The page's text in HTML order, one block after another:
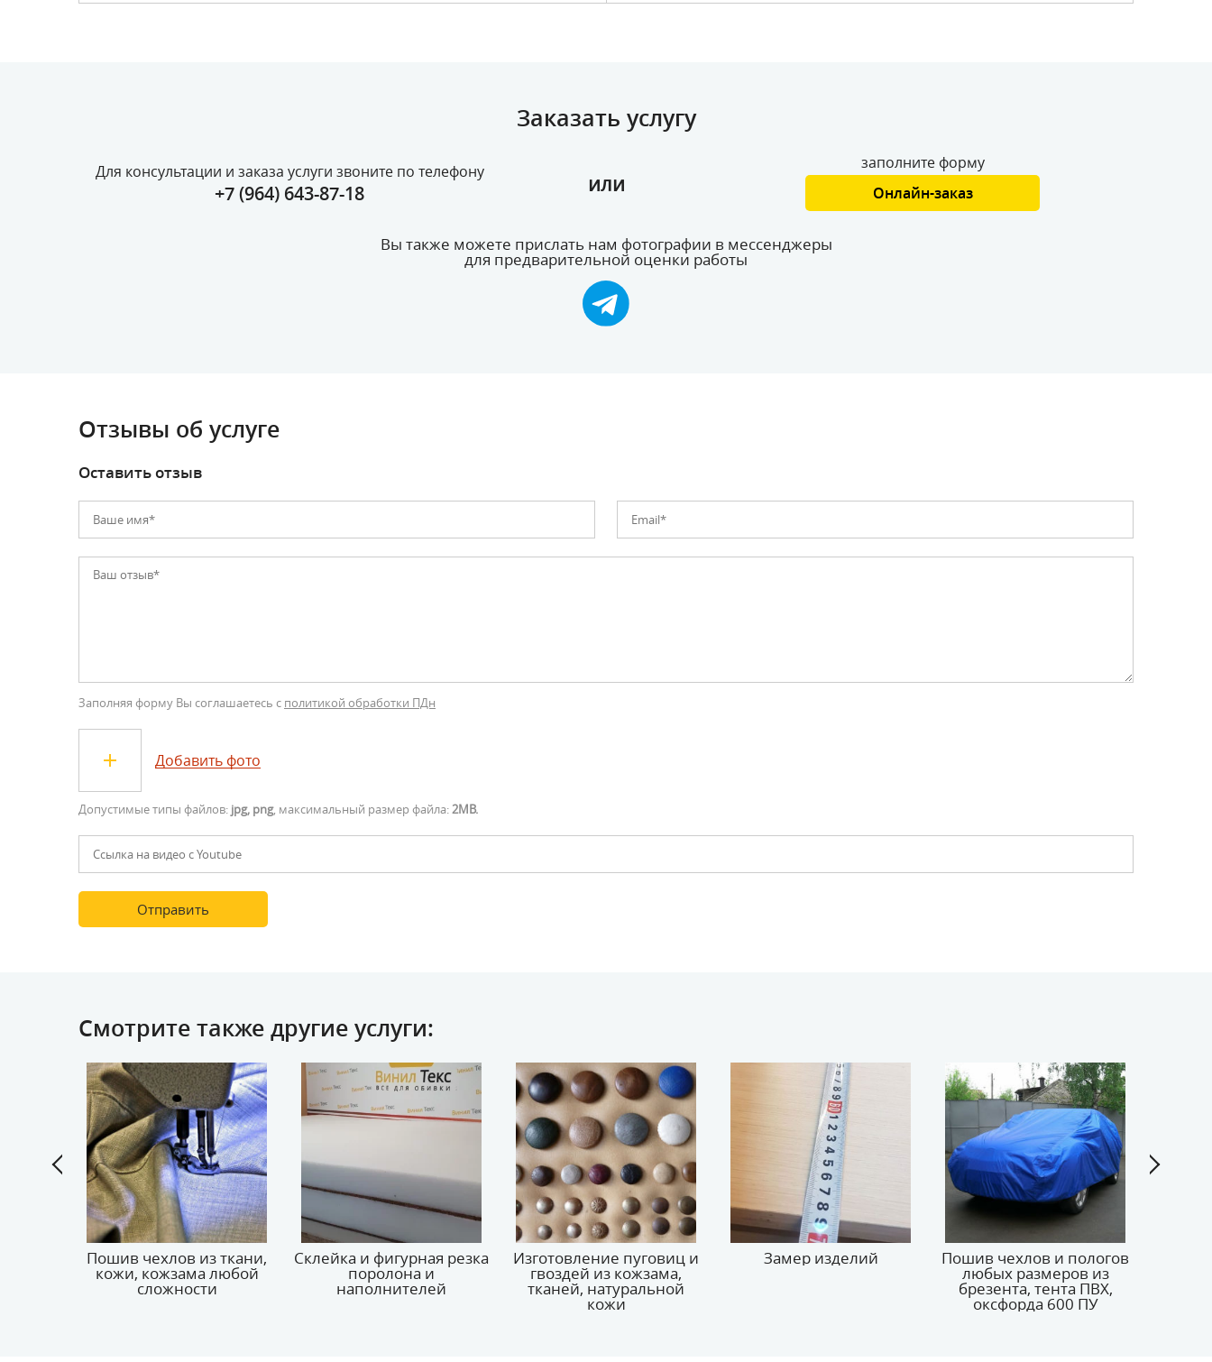
Заказать услугу
Для консультации и заказа услуги звоните по телефону
+7 (964) 643-87-18 или
заполните форму
Онлайн-заказ
Вы также можете прислать нам фотографии в мессенджеры
для предварительной оценки работы
Отзывы об услуге
Оставить отзыв
Заполняя форму Вы соглашаетесь с политикой обработки ПДн
Добавить фото
Допустимые типы файлов: jpg, png, максимальный размер файла:2MB.
Смотрите также другие услуги:
Пошив чехлов из ткани,
кожи, кожзама любой
сложности
Склейка и фигурная резка
поролона и
наполнителей
Изготовление пуговиц и
гвоздей из кожзама,
тканей, натуральной
кожи
Замер изделий Пошив чехлов и пологов
любых размеров из
брезента, тента ПВХ,
оксфорда 600 ПУ